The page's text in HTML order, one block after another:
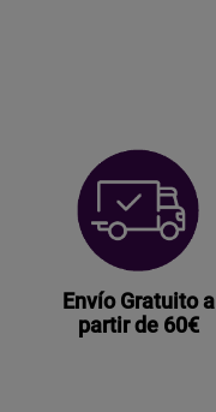
Envío Gratuito a
partir de 60€